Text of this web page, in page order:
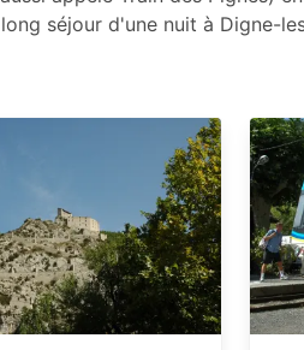
séjour d'une nuit à Digne-